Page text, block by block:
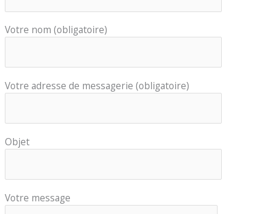
Votre nom (obligatoire)
Votre adresse de messagerie (obligatoire)
Objet
Votre message